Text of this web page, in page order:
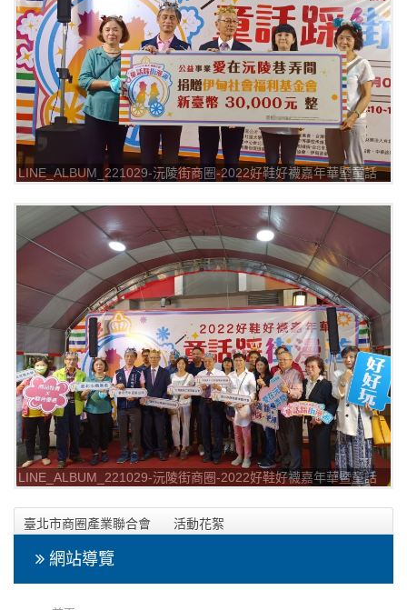
LINE_ALBUM_221029-沅陵街商圈-2022好鞋好襪嘉年華暨童話
LINE_ALBUM_221029-沅陵街商圈-2022好鞋好襪嘉年華暨童話
臺北市商圈產業聯合會
活動花絮
2022年10月29日-沅陵街商圈-2022好鞋好襪嘉年華暨童話踩街
漫遊網頁相本
網站導覽